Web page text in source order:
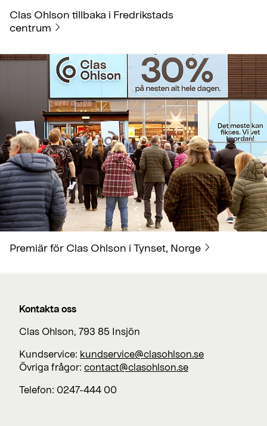
Clas Ohlson tillbaka i Fredrikstads
centrum
Premiär för Clas Ohlson i Tynset, Norge
Kontakta oss
Clas Ohlson, 793 85 Insjön
Kundservice: kundservice@clasohlson.se
Övriga frågor: contact@clasohlson.se
Telefon: 0247-444 00